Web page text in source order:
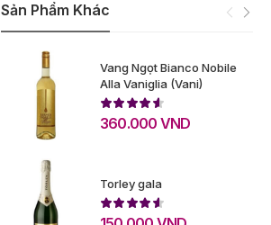
Sản Phẩm Khác
Vang Ngọt Bianco Nobile
Alla Vaniglia (Vani)
360.000 VND
Torley gala